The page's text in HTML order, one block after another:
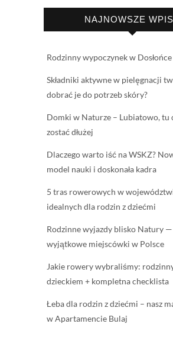
NAJNOWSZE
Rodzinny wypoczynek w
Składniki aktywne w pielęgnacji
dobrać je do potrzeb skóry?
Domki w Naturze – Lubiatowo, tu
zostać dłużej
Dlaczego warto iść na WSKZ?
model nauki i doskonała kadra
5 tras rowerowych w
idealnych dla rodzin z dziećmi
Rodzinne wyjazdy blisko Natury
wyjątkowe miejscówki w Polsce
Jakie rowery wybraliśmy:
dzieckiem + kompletna checklista
Łeba dla rodzin z dziećmi – nasz
w Apartamencie Bulaj